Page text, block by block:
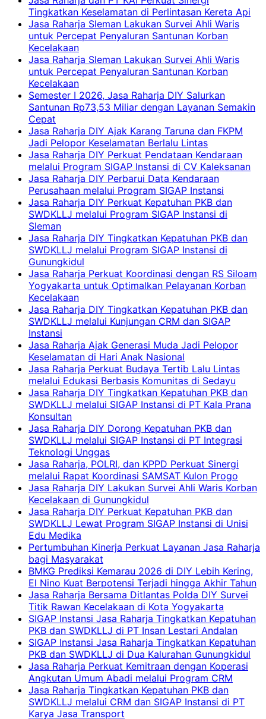
Tingkatkan Keselamatan di Perlintasan Kereta Api
Jasa Raharja Sleman Lakukan Survei Ahli Waris
untuk Percepat Penyaluran Santunan Korban
Kecelakaan
Jasa Raharja Sleman Lakukan Survei Ahli Waris
untuk Percepat Penyaluran Santunan Korban
Kecelakaan
Semester I 2026, Jasa Raharja DIY Salurkan
Santunan Rp73,53 Miliar dengan Layanan Semakin
Cepat
Jasa Raharja DIY Ajak Karang Taruna dan FKPM
Jadi Pelopor Keselamatan Berlalu Lintas
Jasa Raharja DIY Perkuat Pendataan Kendaraan
melalui Program SIGAP Instansi di CV Kaleksanan
Jasa Raharja DIY Perbarui Data Kendaraan
Perusahaan melalui Program SIGAP Instansi
Jasa Raharja DIY Perkuat Kepatuhan PKB dan
SWDKLLJ melalui Program SIGAP Instansi di
Sleman
Jasa Raharja DIY Tingkatkan Kepatuhan PKB dan
SWDKLLJ melalui Program SIGAP Instansi di
Gunungkidul
Jasa Raharja Perkuat Koordinasi dengan RS Siloam
Yogyakarta untuk Optimalkan Pelayanan Korban
Kecelakaan
Jasa Raharja DIY Tingkatkan Kepatuhan PKB dan
SWDKLLJ melalui Kunjungan CRM dan SIGAP
Instansi
Jasa Raharja Ajak Generasi Muda Jadi Pelopor
Keselamatan di Hari Anak Nasional
Jasa Raharja Perkuat Budaya Tertib Lalu Lintas
melalui Edukasi Berbasis Komunitas di Sedayu
Jasa Raharja DIY Tingkatkan Kepatuhan PKB dan
SWDKLLJ melalui SIGAP Instansi di PT Kala Prana
Konsultan
Jasa Raharja DIY Dorong Kepatuhan PKB dan
SWDKLLJ melalui SIGAP Instansi di PT Integrasi
Teknologi Unggas
Jasa Raharja, POLRI, dan KPPD Perkuat Sinergi
melalui Rapat Koordinasi SAMSAT Kulon Progo
Jasa Raharja DIY Lakukan Survei Ahli Waris Korban
Kecelakaan di Gunungkidul
Jasa Raharja DIY Perkuat Kepatuhan PKB dan
SWDKLLJ Lewat Program SIGAP Instansi di Unisi
Edu Medika
Pertumbuhan Kinerja Perkuat Layanan Jasa Raharja
bagi Masyarakat
BMKG Prediksi Kemarau 2026 di DIY Lebih Kering,
El Nino Kuat Berpotensi Terjadi hingga Akhir Tahun
Jasa Raharja Bersama Ditlantas Polda DIY Survei
Titik Rawan Kecelakaan di Kota Yogyakarta
SIGAP Instansi Jasa Raharja Tingkatkan Kepatuhan
PKB dan SWDKLLJ di PT Insan Lestari Andalan
SIGAP Instansi Jasa Raharja Tingkatkan Kepatuhan
PKB dan SWDKLLJ di Dua Kalurahan Gunungkidul
Jasa Raharja Perkuat Kemitraan dengan Koperasi
Angkutan Umum Abadi melalui Program CRM
Jasa Raharja Tingkatkan Kepatuhan PKB dan
SWDKLLJ melalui CRM dan SIGAP Instansi di PT
Karya Jasa Transport